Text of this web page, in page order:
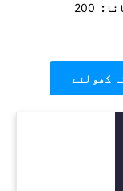
کھولئے